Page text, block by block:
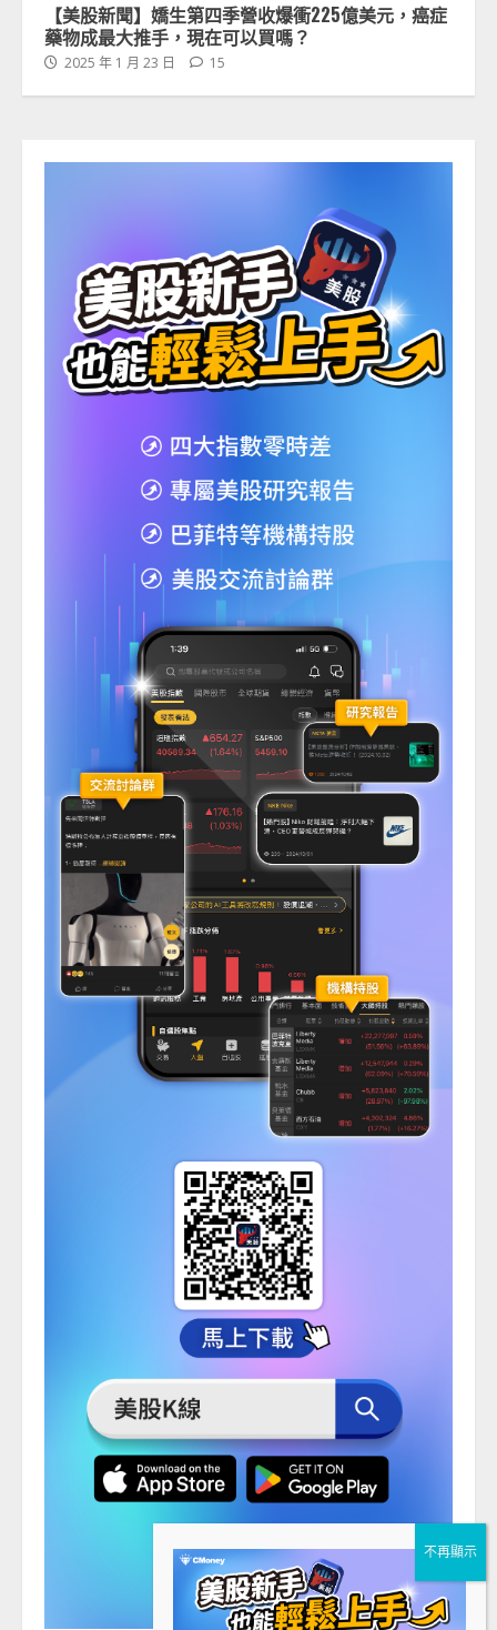
【美股新聞】嬌生第四季營收爆衝225億美元，癌症
藥物成最大推手，現在可以買嗎？
2025 年 1 月 23 日 15